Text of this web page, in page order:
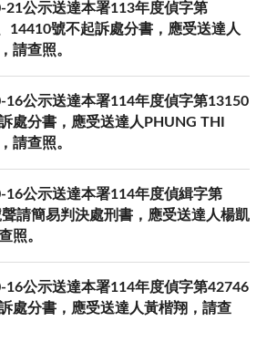
21公示送達本署113年度偵字第
14410號不起訴處分書，應受送達人
請查照。
16公示送達本署114年度偵字第13150
處分書，應受送達人PHUNG THI
請查照。
16公示送達本署114年度偵緝字第
請簡易判決處刑書，應受送達人楊凱
照。
16公示送達本署114年度偵字第42746
處分書，應受送達人黃楷翔，請查